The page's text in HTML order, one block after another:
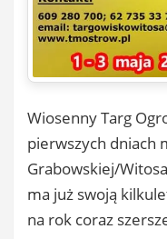
Wiosenny Targ
pierwszych dniach
Grabowskiej/
ma już swoją
na rok coraz